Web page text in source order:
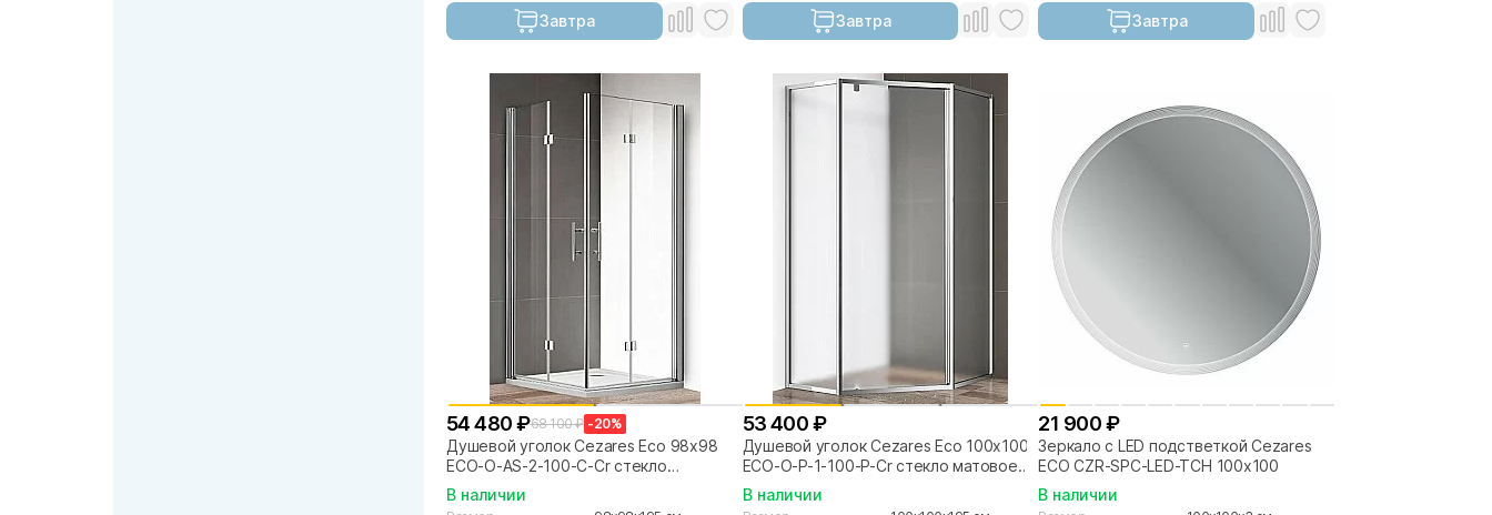
Завтра Завтра Завтра
54 480 ₽68 100 ₽ -20%
Душевой уголок Cezares Eco 98x98
ECO-O-AS-2-100-C-Cr стекло
прозрачное/профиль хром
В наличии
53 400 ₽
Душевой уголок Cezares Eco 100x100
ECO-O-P-1-100-P-Cr стекло матовое
рифленое/профиль хром
В наличии
21 900 ₽
Зеркало с LED подстветкой Cezares
ECO CZR-SPC-LED-TCH 100x100
В наличии